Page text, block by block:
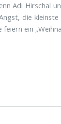
Adi
die
ein